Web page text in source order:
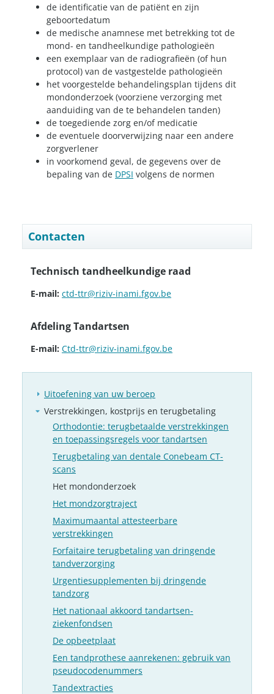
Uitoefening van uw beroep
Verstrekkingen, kostprijs en terugbetaling
Orthodontie: terugbetaalde verstrekkingen
en toepassingsregels voor tandartsen
Terugbetaling van dentale Conebeam CT-
scans
Het mondonderzoek
Het mondzorgtraject
Maximumaantal attesteerbare
verstrekkingen
Forfaitaire terugbetaling van dringende
tandverzorging
Urgentiesupplementen bij dringende
tandzorg
Het nationaal akkoord tandartsen-
ziekenfondsen
De opbeetplaat
Een tandprothese aanrekenen: gebruik van
pseudocodenummers
Tandextracties
de identificatie van de patiënt en zijn
geboortedatum
de medische anamnese met betrekking tot de
mond- en tandheelkundige pathologieën
een exemplaar van de radiografieën (of hun
protocol) van de vastgestelde pathologieën
het voorgestelde behandelingsplan tijdens dit
mondonderzoek (voorziene verzorging met
aanduiding van de te behandelen tanden)
de toegediende zorg en/of medicatie
de eventuele doorverwijzing naar een andere
zorgverlener
in voorkomend geval, de gegevens over de
bepaling van de DPSI volgens de normen
Contacten
Technisch tandheelkundige raad
E-mail: ctd-ttr@riziv-inami.fgov.be
Afdeling Tandartsen
E-mail: Ctd-ttr@riziv-inami.fgov.be